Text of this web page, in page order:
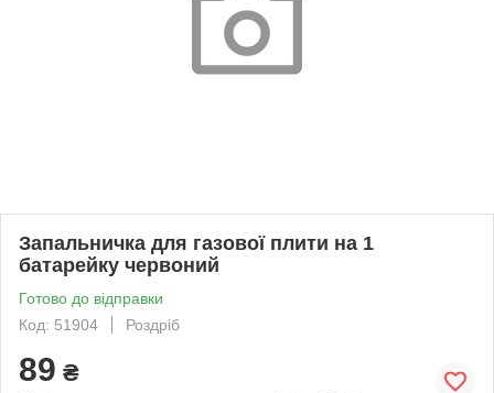
Запальничка для газової плити на 1
батарейку червоний
Готово до відправки
Код: 51904
Роздріб
89 ₴